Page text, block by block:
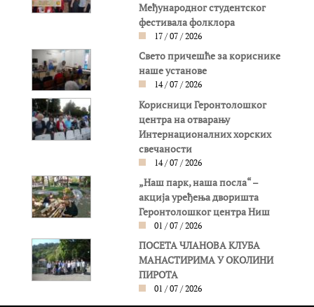
Међународног студентског
фестивала фолклора
17 / 07 / 2026
Свето причешће за кориснике
наше установе
14 / 07 / 2026
Корисници Геронтолошког
центра на отварању
Интернационалних хорских
свечаности
14 / 07 / 2026
„Наш парк, наша посла“ –
акција уређења дворишта
Геронтолошког центра Ниш
01 / 07 / 2026
ПОСЕТА ЧЛАНОВА КЛУБА
МАНАСТИРИМА У ОКОЛИНИ
ПИРОТА
01 / 07 / 2026